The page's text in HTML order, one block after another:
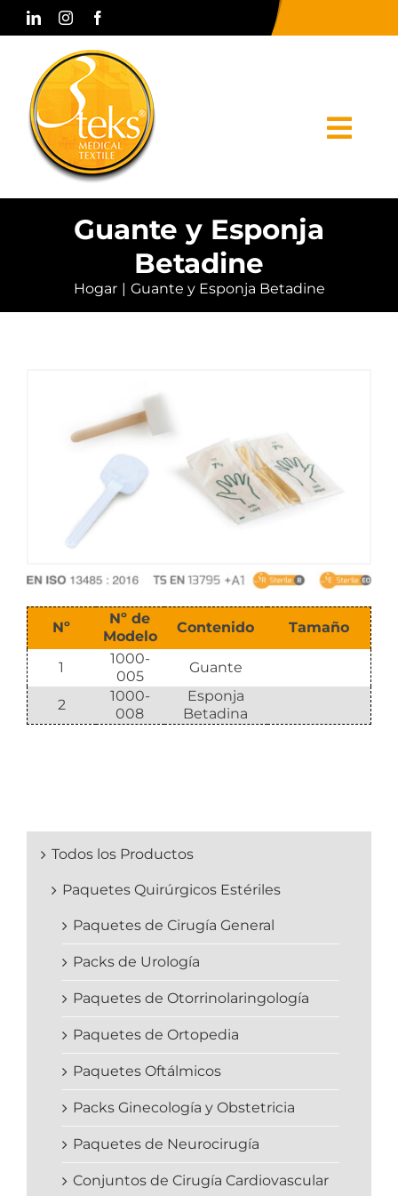
Skip
Hogar
Corporativo
Catalogar
Guante y Esponja
Betadine
Hogar Guante y Esponja Betadine
Nº
Nº de
Modelo
Contenido Tamaño
1
1000-
005
Guante
2
1000-
008
Esponja
Betadina
Todos los Productos
Paquetes Quirúrgicos Estériles
Paquetes de Cirugía General
Packs de Urología
Paquetes de Otorrinolaringología
Paquetes de Ortopedia
Paquetes Oftálmicos
Packs Ginecología y Obstetricia
Paquetes de Neurocirugía
Conjuntos de Cirugía Cardiovascular